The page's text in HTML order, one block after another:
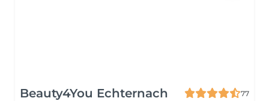
Beauty4You Echternach
77